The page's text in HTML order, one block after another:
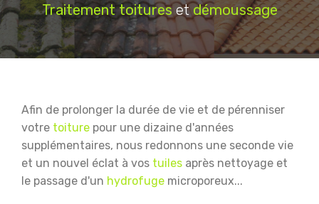
Traitement toitureset démoussage
Afin de prolonger la durée de vie et de pérenniser
votre toiture pour une dizaine d'années
supplémentaires, nous redonnons une seconde vie
et un nouvel éclat à vos tuiles après nettoyage et
le passage d'un hydrofuge microporeux...